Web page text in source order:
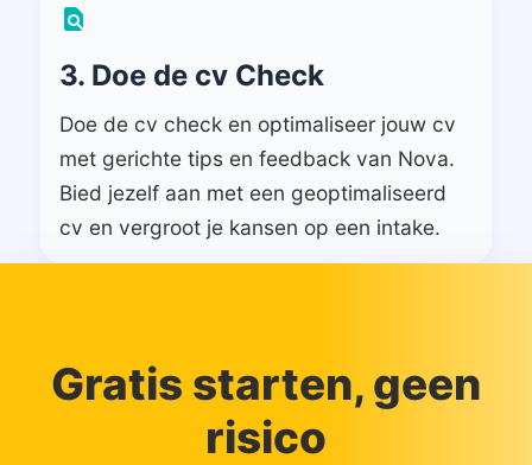
find_in_page
3. Doe de cv Check
Doe de cv check en optimaliseer jouw cv
met gerichte tips en feedback van Nova.
Bied jezelf aan met een geoptimaliseerd
cv en vergroot je kansen op een intake.
Gratis starten, geen
risico